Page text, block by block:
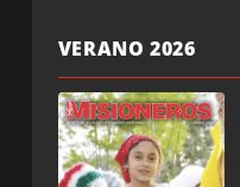
VERANO 2026